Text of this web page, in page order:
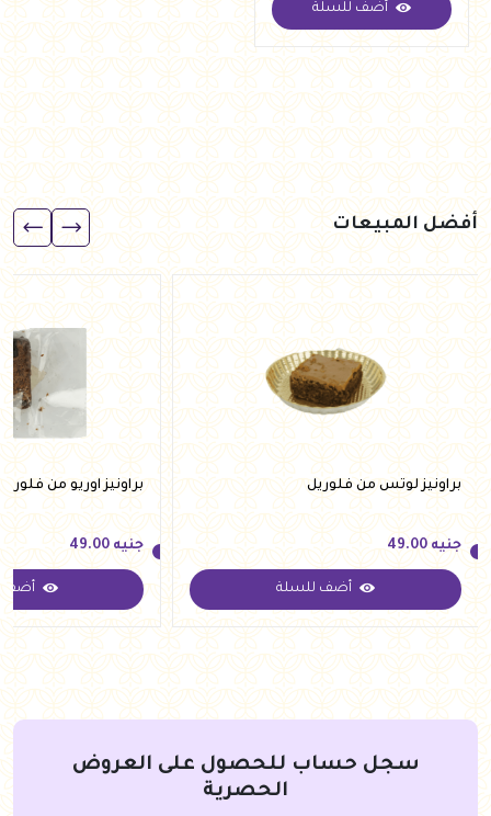
جنيه
أضف للسلة
أفضل المبيعات
براونيز لوتس من فلوريل
جنيه
جنيه 49.00
أضف للسلة
براونيز اوريو من
جنيه
جنيه 49.00
أضف
سجل حساب للحصول على العروض
الحصرية